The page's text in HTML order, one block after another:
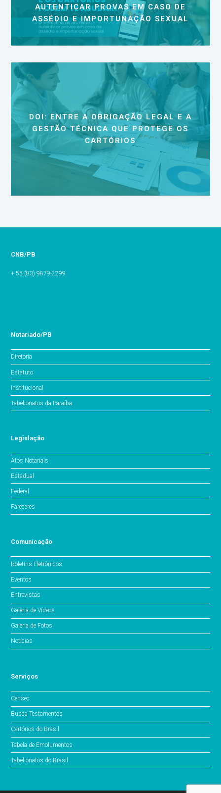
AUTENTICAR PROVAS EM CASO DE
ASSÉDIO E IMPORTUNAÇÃO SEXUAL
DOI: ENTRE A OBRIGAÇÃO LEGAL E A
GESTÃO TÉCNICA QUE PROTEGE OS
CARTÓRIOS
CNB/PB
+ 55 (83) 9879-2299
Notariado/PB
Diretoria
Estatuto
Institucional
Tabelionatos da Paraíba
Legislação
Atos Notariais
Estadual
Federal
Pareceres
Comunicação
Boletins Eletrônicos
Eventos
Entrevistas
Galeria de Vídeos
Galeria de Fotos
Notícias
Serviços
Censec
Busca Testamentos
Cartórios do Brasil
Tabela de Emolumentos
Tabelionatos do Brasil